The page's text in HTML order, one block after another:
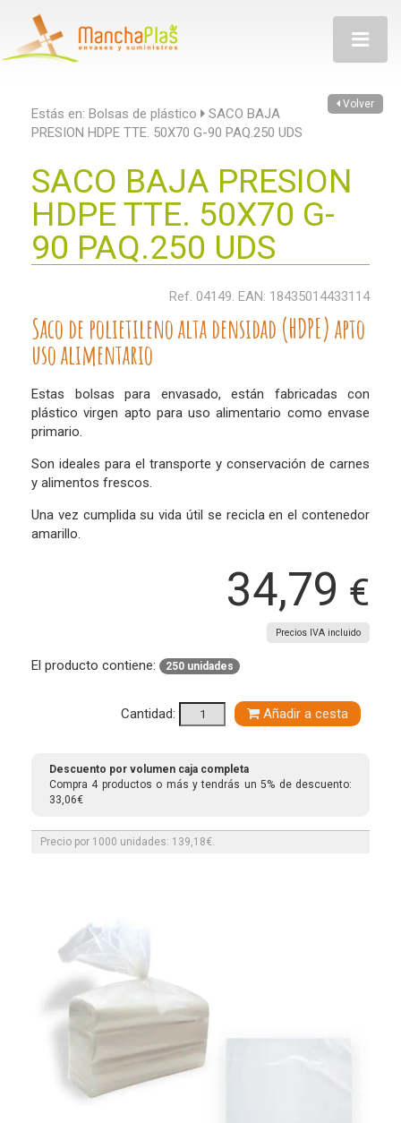
Toggle
navigation
Volver
Estás en: Bolsas de plástico
SACO BAJA
PRESION HDPE TTE. 50X70 G-90 PAQ.250 UDS
SACO BAJA PRESION
HDPE TTE. 50X70 G-
90 PAQ.250 UDS
Ref. 04149. EAN: 18435014433114
Saco de polietileno alta densidad (HDPE) apto
uso alimentario
Estas bolsas para envasado, están fabricadas con
plástico virgen apto para uso alimentario como envase
primario.
Son ideales para el transporte y conservación de carnes
y alimentos frescos.
Una vez cumplida su vida útil se recicla en el contenedor
amarillo.
34,79 €
Precios IVA incluido
El producto contiene: 250 unidades
Cantidad: Añadir a cesta
Descuento por volumen caja completa
Compra 4 productos o más y tendrás un 5% de descuento:
33,06€
Precio por 1000 unidades: 139,18€.